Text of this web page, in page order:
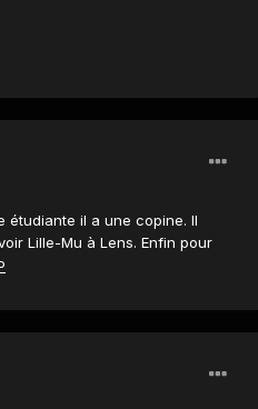
étudiante il a une copine. Il
Lille-Mu à Lens. Enfin pour